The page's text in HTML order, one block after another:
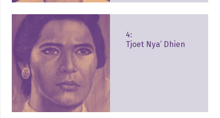
4:
Tjoet Nya’ Dhien